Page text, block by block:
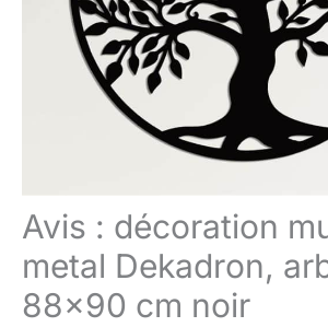
Avis : décoration
metal Dekadron,
88×90 cm noir